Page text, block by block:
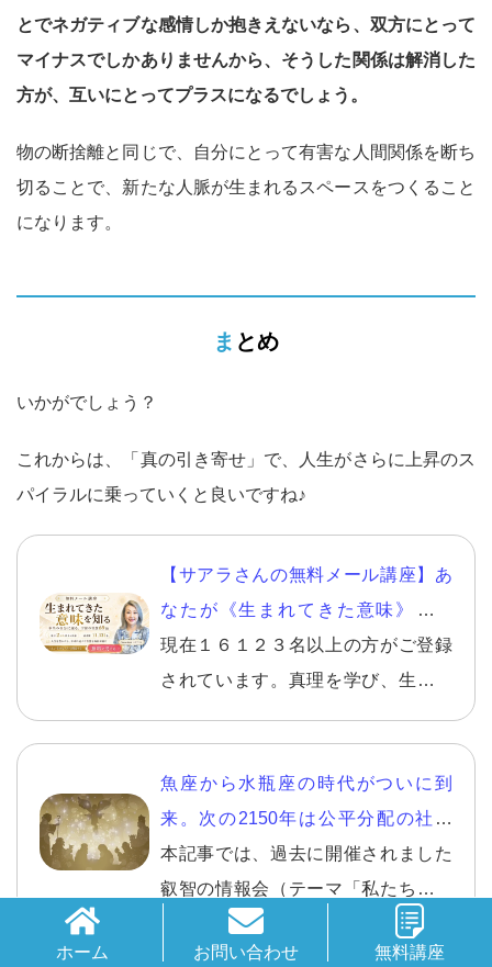
とでネガティブな感情しか抱きえないなら、双方にとって
マイナスでしかありませんから、そうした関係は解消した
方が、互いにとってプラスになるでしょう。
物の断捨離と同じで、自分にとって有害な人間関係を断ち
切ることで、新たな人脈が生まれるスペースをつくること
になります。
まとめ
いかがでしょう？
これからは、「真の引き寄せ」で、人生がさらに上昇のス
パイラルに乗っていくと良いですね♪
【サアラさんの無料メール講座】あ
なたが《生まれてきた意味》を知
り、自分らしい幸せを生きる。
現在１６１２３名以上の方がご登録
されています。真理を学び、生きて
らしく幸せになる方法。１回ごとに
テーマが決まっており、【１日を決
める朝】こそ、智慧を得るのに最適
です。読んで取り組むワークなども
多数入っています。 読んだ方からは
素晴らしいとの声を多数頂いており
ます。
魚座から水瓶座の時代がついに到
来。次の2150年は公平分配の社会
へ。
本記事では、過去に開催されました
叡智の情報会（テーマ「私たちはも
っと自由になれるはず！」） で話さ
れた一部をご紹介いたします。 時代
ホーム お問い合わせ 無料講座